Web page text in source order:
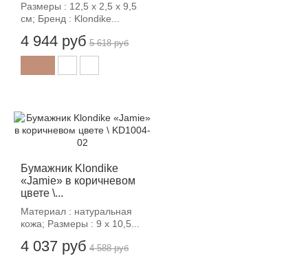
Размеры : 12,5 х 2,5 х 9,5
см; Бренд : Klondike...
4 944 руб 5 618 руб
Бумажник Klondike
«Jamie» в коричневом
цвете \...
Материал : натуральная
кожа; Размеры : 9 х 10,5...
4 037 руб 4 588 руб